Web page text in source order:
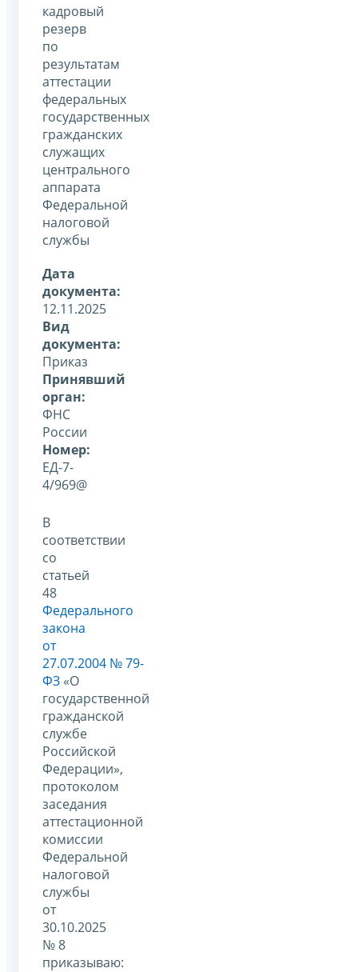
кадровый
резерв
по
результатам
аттестации
федеральных
государственных
гражданских
служащих
центрального
аппарата
Федеральной
налоговой
службы
Дата
документа:
12.11.2025
Вид
документа:
Приказ
Принявший
орган:
ФНС
России
Номер:
ЕД-7-
4/969@
В
соответствии
со
статьей
48
Федерального
закона
от
27.07.2004 № 79-
ФЗ «О
государственной
гражданской
службе
Российской
Федерации»,
протоколом
заседания
аттестационной
комиссии
Федеральной
налоговой
службы
от
30.10.2025
№ 8
приказываю: